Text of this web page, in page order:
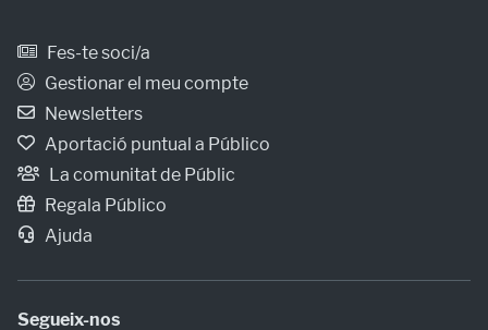
Fes-te soci/a
Gestionar el meu compte
Newsletters
Aportació puntual a Público
La comunitat de Públic
Regala Público
Ajuda
Segueix-nos